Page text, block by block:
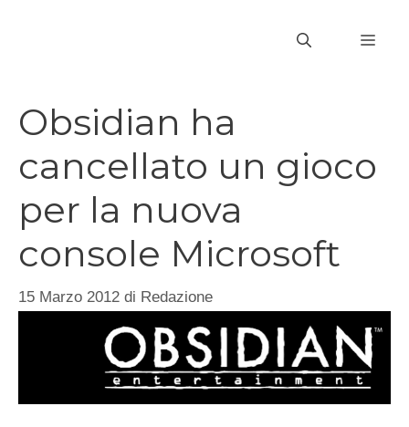
Obsidian ha
cancellato un gioco
per la nuova
console Microsoft
15 Marzo 2012 di Redazione